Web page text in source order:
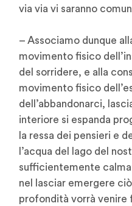
via via vi saranno
– Associamo dunque
movimento fisico
del sorridere, e alla
movimento fisico
dell’abbandonarci,
interiore si espanda
la ressa dei pensieri e
l’acqua del lago del
sufficientemente
nel lasciar emergere
profondità vorrà venire